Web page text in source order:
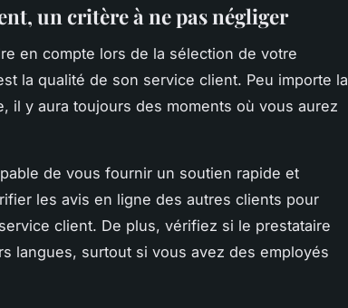
un critère à ne pas négliger
en compte lors de la sélection de votre
la qualité de son service client. Peu importe la
il y aura toujours des moments où vous aurez
de vous fournir un soutien rapide et
les avis en ligne des autres clients pour
client. De plus, vérifiez si le prestataire
langues, surtout si vous avez des employés